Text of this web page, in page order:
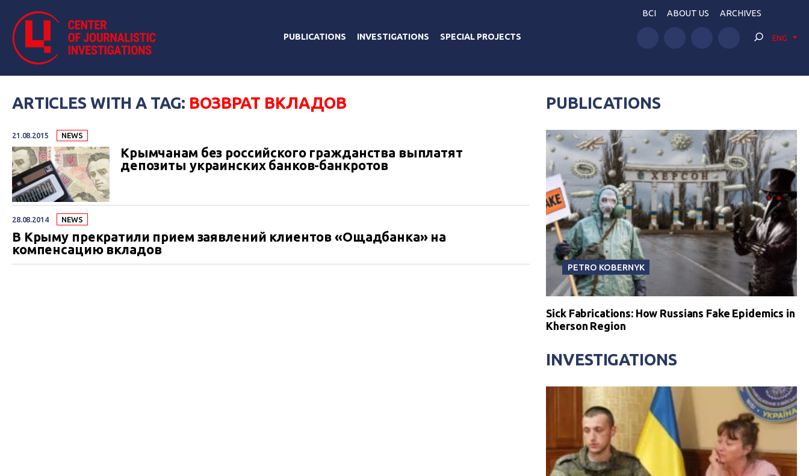
PUBLICATIONS INVESTIGATIONS SPECIAL PROJECTS
BCI ABOUT US ARCHIVES
ENG
ARTICLES WITH A TAG: ВОЗВРАТ ВКЛАДОВ
21.08.2015 NEWS
Крымчанам без российского гражданства выплатят
депозиты украинских банков-банкротов
28.08.2014 NEWS
В Крыму прекратили прием заявлений клиентов «Ощадбанка» на
компенсацию вкладов
PUBLICATIONS
PETRO KOBERNYK
Sick Fabrications: How Russians Fake Epidemics in
Kherson Region
INVESTIGATIONS